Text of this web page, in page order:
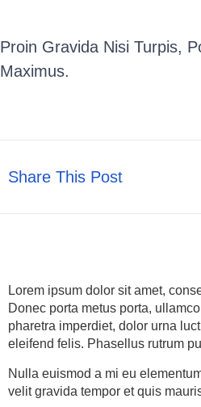
Proin Gravida Nisi Turpis,
Maximus.
Share This Post
Lorem ipsum dolor sit amet,
Donec porta metus porta,
pharetra imperdiet, dolor urna
eleifend felis. Phasellus rutrum
Nulla euismod a mi eu
velit gravida tempor et quis